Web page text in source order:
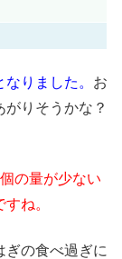
りました。 お
りそうかな？
の量が少ない
ね。
ぎの食べ過ぎに